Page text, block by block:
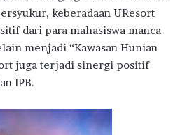
keberadaan UResort
dari para mahasiswa manca
menjadi “Kawasan Hunian
juga terjadi sinergi positif
IPB.